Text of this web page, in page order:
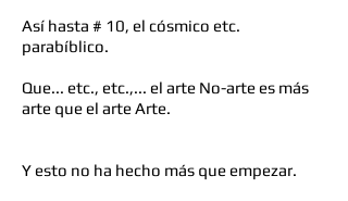
Así hasta # 10, el cósmico etc.
parabíblico.
Que... etc., etc.,... el arte No-arte es más
arte que el arte Arte.
Y esto no ha hecho más que empezar.